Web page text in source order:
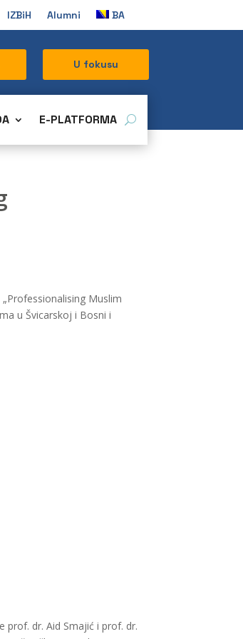
IZBiH Alumni BA
U fokusu
E-PLATFORMA
Muslim
u Švicarskoj i Bosni i
prof. dr. Aid Smajić i prof. dr.